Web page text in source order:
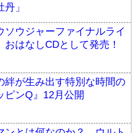
」
ソウジャーファイナルライ
おはなしCDとして発売！
絆が生み出す特別な時間の
ピンQ』12月公開